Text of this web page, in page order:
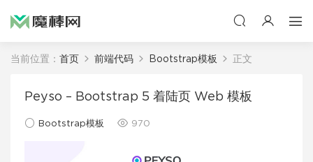
当前位置： 首页 前端代码 Bootstrap模板 正文
Peyso – Bootstrap 5 着陆页 Web 模板
Bootstrap模板 970